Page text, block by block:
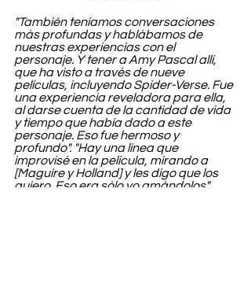
"También teníamos conversaciones
más profundas y hablábamos de
nuestras experiencias con el
personaje. Y tener a Amy Pascal allí,
que ha visto a través de nueve
películas, incluyendo Spider-Verse. Fue
una experiencia reveladora para ella,
al darse cuenta de la cantidad de vida
y tiempo que había dado a este
personaje. Eso fue hermoso y
profundo". "Hay una línea que
improvisé en la película, mirando a
[Maguire y Holland] y les digo que los
quiero. Eso era sólo yo amándolos",